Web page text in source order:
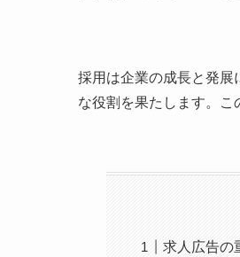
採用は企業の成長と発展
な役割を果たします。こ
求人広告の